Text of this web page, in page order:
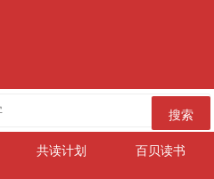
搜索
共读计划 百贝读书